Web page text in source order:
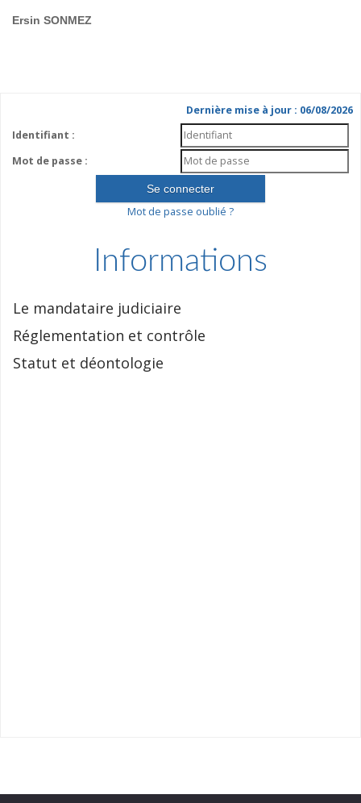
Ersin SONMEZ
Dernière mise à jour : 06/08/2026
Identifiant :
Mot de passe :
Mot de passe oublié ?
Informations
Le mandataire judiciaire
Réglementation et contrôle
Statut et déontologie